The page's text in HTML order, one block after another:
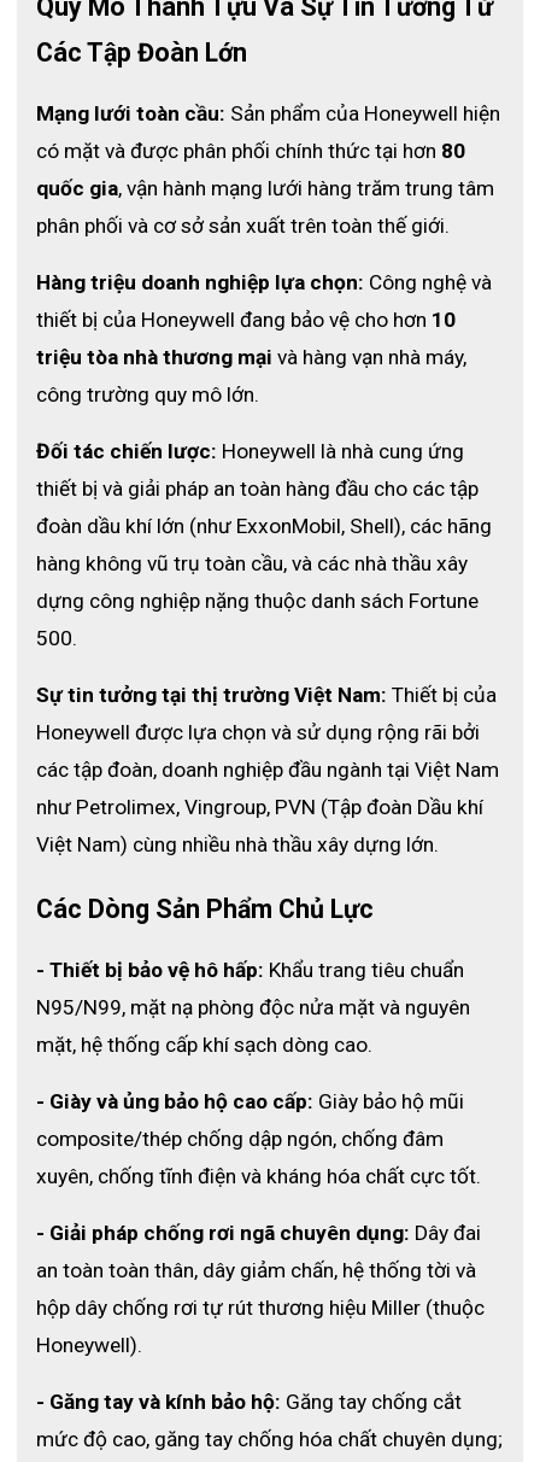
vụn kim loại,…từ máy hàn.
lý để chống nhiệt tốt và gia tăng độ bền của găng tay. Lớp lót
trong bằng sợi cotton làm tăng sự thoải mái và cách nhiệt của
găng tay.
Chỉ Kevlar đảm bảo tăng khả năng chịu nhiệt, chống mòn của
các đường chỉ kết nối, do đó mang đến tính năng cách nhiệt tốt
Ứng dụng
thợ trong xưởng đúc
Mua găng tay chịu nhiệt Honeywell 2012843 ở
Hà Nội
Công ty ECO3D là nhà phân phối chính thức của Honeywell tại
Việt Nam có trụ sở tại Hà Nội, vì vậy sản phẩm
găng tay chịu
của chúng tôi luôn có giá rẻ nhất thị trường. Nếu quý
khách có nhu cầu mua găng tay Honeywell 2012843 ở Hà Nội
xin vui lòng liên hệ số điện thoại0983 330 380
Quy Mô Thành Tựu Và Sự Tin Tưởng Từ
Các Tập Đoàn Lớn
Mạng lưới toàn cầu: Sản phẩm của Honeywell hiện
có mặt và được phân phối chính thức tại hơn 80
quốc gia, vận hành mạng lưới hàng trăm trung tâm
phân phối và cơ sở sản xuất trên toàn thế giới.
Hàng triệu doanh nghiệp lựa chọn: Công nghệ và
thiết bị của Honeywell đang bảo vệ cho hơn 10
triệu tòa nhà thương mại và hàng vạn nhà máy,
công trường quy mô lớn.
Đối tác chiến lược: Honeywell là nhà cung ứng
thiết bị và giải pháp an toàn hàng đầu cho các tập
đoàn dầu khí lớn (như ExxonMobil, Shell), các hãng
hàng không vũ trụ toàn cầu, và các nhà thầu xây
dựng công nghiệp nặng thuộc danh sách Fortune
500.
Sự tin tưởng tại thị trường Việt Nam: Thiết bị của
Honeywell được lựa chọn và sử dụng rộng rãi bởi
các tập đoàn, doanh nghiệp đầu ngành tại Việt Nam
như Petrolimex, Vingroup, PVN (Tập đoàn Dầu khí
Việt Nam) cùng nhiều nhà thầu xây dựng lớn.
Các Dòng Sản Phẩm Chủ Lực
- Thiết bị bảo vệ hô hấp: Khẩu trang tiêu chuẩn
N95/N99, mặt nạ phòng độc nửa mặt và nguyên
mặt, hệ thống cấp khí sạch dòng cao.
- Giày và ủng bảo hộ cao cấp: Giày bảo hộ mũi
composite/thép chống dập ngón, chống đâm
xuyên, chống tĩnh điện và kháng hóa chất cực tốt.
- Giải pháp chống rơi ngã chuyên dụng: Dây đai
an toàn toàn thân, dây giảm chấn, hệ thống tời và
hộp dây chống rơi tự rút thương hiệu Miller (thuộc
Honeywell).
- Găng tay và kính bảo hộ: Găng tay chống cắt
mức độ cao, găng tay chống hóa chất chuyên dụng;